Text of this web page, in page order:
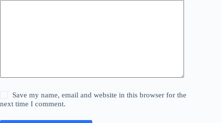
Save my name, email and website in this browser for the
next time I comment.